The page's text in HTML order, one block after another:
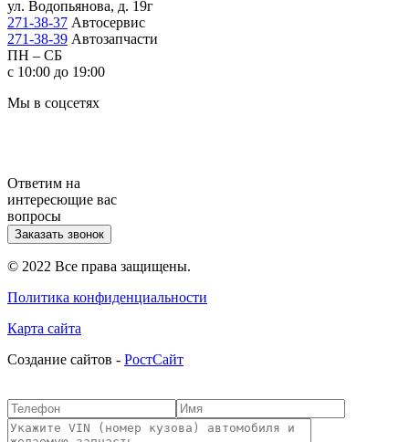
ул. Водопьянова, д. 19г
271-38-37 Автосервис
271-38-39 Автозапчасти
ПН – СБ
с 10:00 до 19:00
Мы в соцсетях
Ответим на
интересющие вас
вопросы
Заказать звонок
© 2022 Все права защищены.
Политика конфиденциальности
Карта сайта
Cоздание сайтов - РостСайт